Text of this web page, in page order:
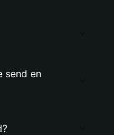
send en